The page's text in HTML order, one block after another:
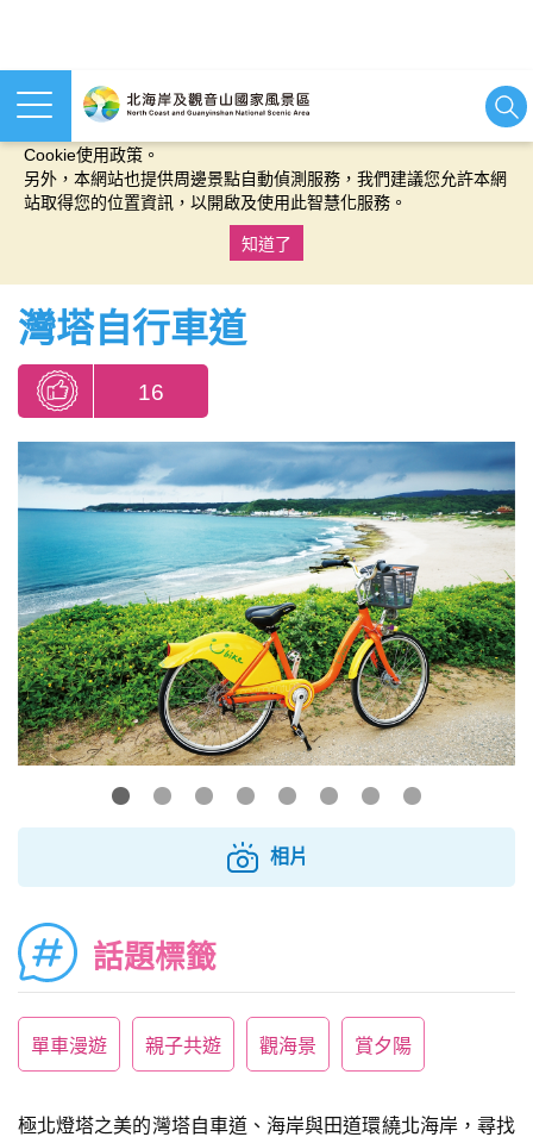
本網站使用cookies等相關技術以持續優化網站服務，並有助於為
Cookie使用政策。
另外，本網站也提供周邊景點自動偵測服務，我們建議您允許本網
站取得您的位置資訊，以開啟及使用此智慧化服務。
知道了
灣塔自行車道
16
相片
話題標籤
單車漫遊 親子共遊 觀海景 賞夕陽
極北燈塔之美的灣塔自車道、海岸與田道環繞北海岸，尋找